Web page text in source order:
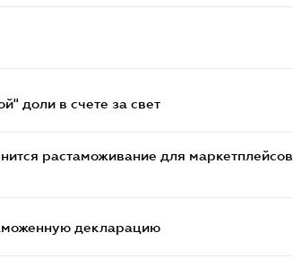
доли в счете за свет
растаможивание для маркетплейсов
декларацию